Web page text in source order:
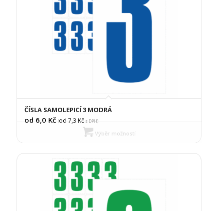
ČÍSLA SAMOLEPICÍ 3 MODRÁ
od 6,0 Kč (od 7,3 Kčs DPH)
Výběr možností